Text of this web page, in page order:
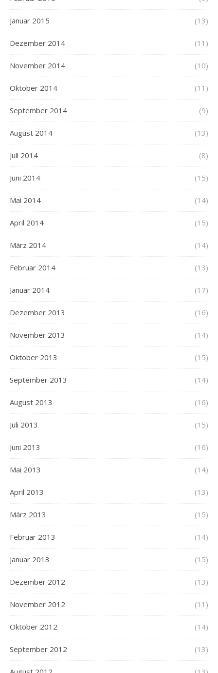
Januar 2015 (13)
Dezember 2014 (11)
November 2014 (10)
Oktober 2014 (11)
September 2014 (9)
August 2014 (13)
Juli 2014 (8)
Juni 2014 (15)
Mai 2014 (14)
April 2014 (15)
März 2014 (14)
Februar 2014 (13)
Januar 2014 (17)
Dezember 2013 (16)
November 2013 (14)
Oktober 2013 (15)
September 2013 (14)
August 2013 (16)
Juli 2013 (15)
Juni 2013 (16)
Mai 2013 (14)
April 2013 (13)
März 2013 (15)
Februar 2013 (14)
Januar 2013 (15)
Dezember 2012 (13)
November 2012 (11)
Oktober 2012 (14)
September 2012 (13)